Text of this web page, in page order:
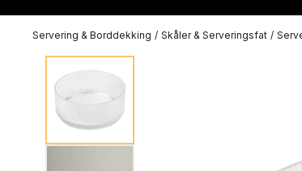
Servering & Borddekking / Skåler & Serveringsfat /